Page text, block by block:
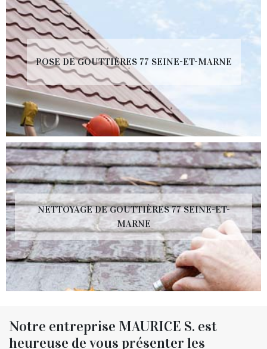
POSE DE GOUTTIÈRES 77 SEINE-ET-MARNE
NETTOYAGE DE GOUTTIÈRES 77 SEINE-ET-
MARNE
Notre entreprise MAURICE S. est
heureuse de vous présenter les